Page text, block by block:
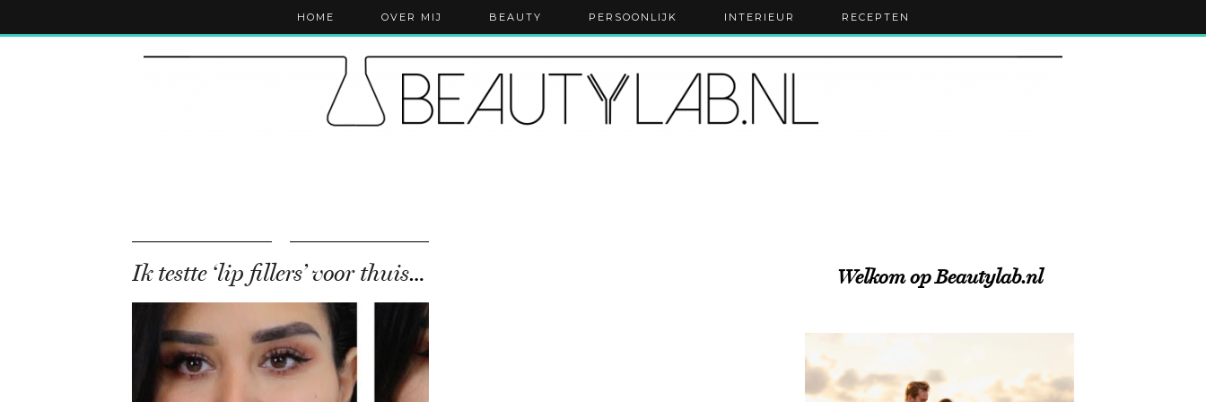
HOME OVER MIJ BEAUTY PERSOONLIJK INTERIEUR RECEPTEN
Ik testte ‘lip fillers’ voor thuisgebruik Welkom op Beautylab.nl